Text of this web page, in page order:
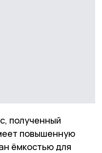
полученный
повышенную
ёмкостью для